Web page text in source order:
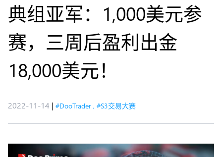
典组亚军：1,000美元参
赛，三周后盈利出金
18,000美元！
2022-11-14 | #DooTrader , #S3交易大赛